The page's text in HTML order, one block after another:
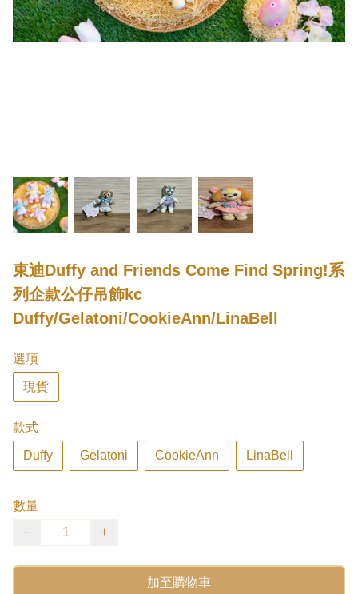
東迪Duffy and Friends Come Find Spring!系
列企款公仔吊飾kc
Duffy/Gelatoni/CookieAnn/LinaBell
選項
現貨
款式
Duffy Gelatoni CookieAnn LinaBell
數量
−
+
加至購物車